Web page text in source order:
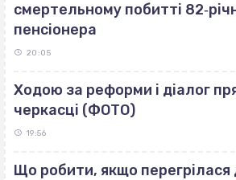
смертельному побитті
пенсіонера
20:05
Ходою за реформи і діалог
черкасці (ФОТО)
19:56
Що робити, якщо